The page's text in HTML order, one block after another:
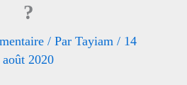
?
/ Par Tayiam / 14
août 2020